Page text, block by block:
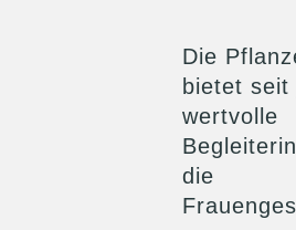
Die
bietet seit
wertvolle
die